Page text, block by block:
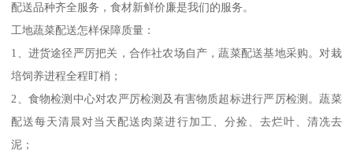
配送品种齐全服务，食材新鲜价廉是我们的服务。
工地蔬菜配送怎样保障质量：
1、进货途径严厉把关，合作社农场自产，蔬菜配送基地采购。对栽
培饲养进程全程盯梢；
2、食物检测中心对农严厉检测及有害物质超标进行严厉检测。蔬菜
配送每天清晨对当天配送肉菜进行加工、分捡、去烂叶、清冼去
泥；